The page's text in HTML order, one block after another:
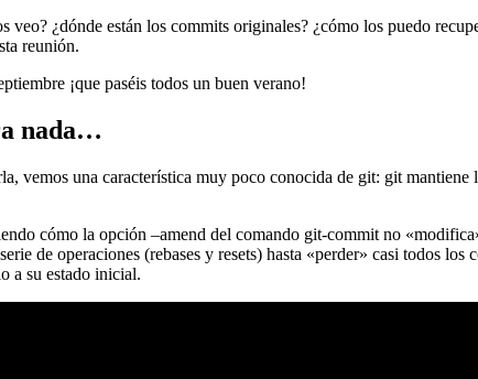
veo? ¿dónde están los commits originales? ¿cómo los puedo
reunión.
¡que paséis todos un buen verano!
nada…
vemos una característica muy poco conocida de git: git
cómo la opción –amend del comando git-commit no
de operaciones (rebases y resets) hasta «perder» casi todos
a su estado inicial.